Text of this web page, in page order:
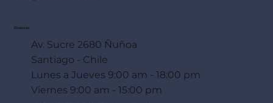
Dirección
Av. Sucre 2680 Ñuñoa
Santiago - Chile
Lunes a Jueves 9:00 am - 18:00 pm
Viernes 9:00 am - 15:00 pm